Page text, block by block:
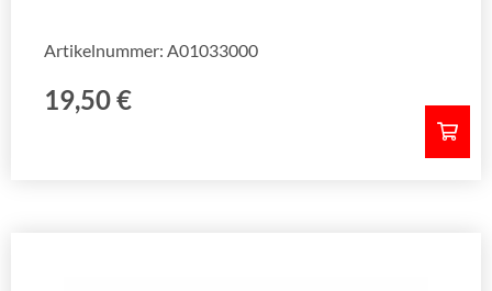
19,50€
Artikelnummer: A01033000